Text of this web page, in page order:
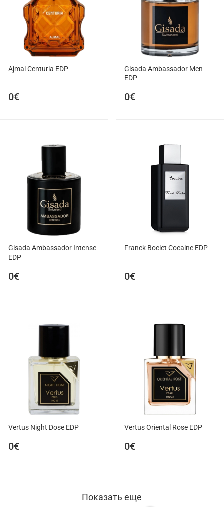
Ajmal Centuria EDP
0€
Gisada Ambassador Men
EDP
0€
Gisada Ambassador Intense
EDP
0€
Franck Boclet Cocaine EDP
0€
Vertus Night Dose EDP
0€
Vertus Oriental Rose EDP
0€
Показать еще